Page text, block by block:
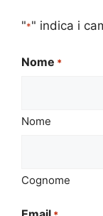
"*" indica i
Nome *
Nome
Cognome